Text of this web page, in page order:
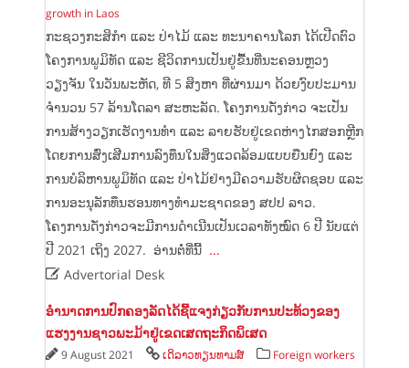
growth in Laos
ກະຊວງກະສິກຳ ແລະ ປ່າໄມ້ ແລະ ທະນາຄານໂລກ ໄດ້ເປີດຕົວ
ໂຄງການພູມິທັດ ແລະ ຊີວິດການເປັນຢູ່ຂື້ນທີ່ນະຄອນຫຼວງ
ວຽງຈັນ ໃນວັນພະຫັດ, ທີ 5 ສິງຫາ ທີ່ຜ່ານມາ ດ້ວຍງົບປະມານ
ຈຳນວນ 57 ລ້ານໂດລາ ສະຫະລັດ. ໂຄງການດັ່ງກ່າວ ຈະເປັນ
ການສ້າງວຽກເຮັດງານທຳ ແລະ ລາຍຮັບຢູ່ເຂດຫ່າງໄກສອກຫຼີກ
ໂດຍການສົ່ງເສີມການລົງທຶນໃນສິ່ງແວດລ້ອມແບບຍືນຍົງ ແລະ
ການບໍລິຫານພູມິທັດ ແລະ ປ່າໄມ້ຢ່າງມີຄວາມຮັບຜິດຊອບ ແລະ
ການອະນຸລັກທຶນຮອນທາງທຳມະຊາດຂອງ ສປປ ລາວ.
ໂຄງການດັ່ງກ່າວຈະມີການດຳເນີນເປັນເວລາທັງໝົດ 6 ປີ ນັບແຕ່
ປີ 2021 ເຖິງ 2027. ອ່ານຕໍ່ທີ່ນີ້ ...
Advertorial Desk
ອຳນາດການປົກຄອງລັດໄດ້ຊີ້ແຈງກ່ຽວກັບການປະທ້ວງຂອງ
ແຮງງານຊາວພະມ້າຢູ່ເຂດເສດຖະກິດພິເສດ
9 August 2021 ເດິລາວທຽນທາມສ໌
Foreign workers